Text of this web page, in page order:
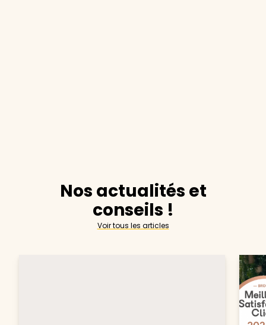
Nos actualités et
conseils !
Voir tous les articles